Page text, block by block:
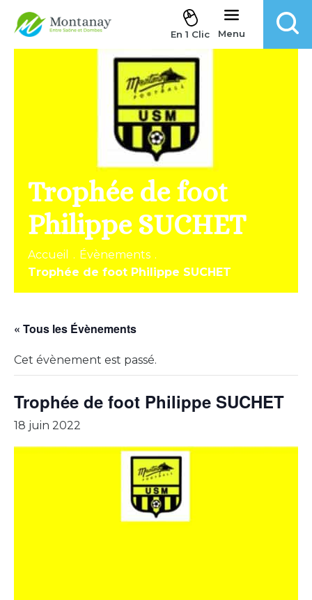
Aller au contenu
En 1 Clic Menu
Trophée de foot
Philippe SUCHET
Accueil . Évènements .
Trophée de foot Philippe SUCHET
« Tous les Évènements
Cet évènement est passé.
Trophée de foot Philippe SUCHET
18 juin 2022